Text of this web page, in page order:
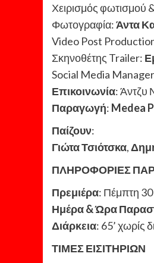
Χειρισμός φωτισμού
Φωτογραφία:Άντα
Video Post
Σκηνοθέτης Trailer:
Social Media
Επικοινωνία: Άντζυ
Παραγωγή: Medea
Παίζουν:
Γιώτα Τσιότσκα,
ΠΛΗΡΟΦΟΡΙΕΣ
Πρεμιέρα: Πέμπτη
Ημέρα & Ώρα
Διάρκεια: 65’ χωρίς
ΤΙΜΕΣ ΕΙΣΙΤΗΡΙΩΝ